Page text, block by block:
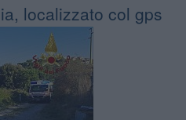
localizzato col gps